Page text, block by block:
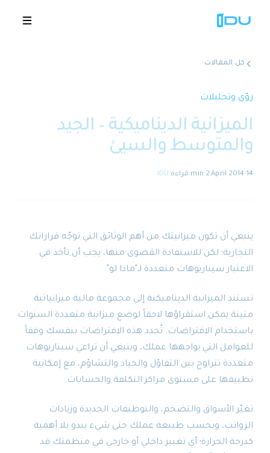
الحلول
المنصة
🇸🇦 عروض توضيحية
كل المقالات
رؤى وتحليلات
الميزانية الديناميكية – الجيد
والمتوسط والسيئ
14 April 2014
·
2 min قراءة IDU
ينبغي أن تكون ميزانيتك من أهم الوثائق التي توجّه قراراتك
التجارية؛ لكن للاستفادة القصوى منها، يجب أن تأخذ في
الاعتبار سيناريوهات متعددة لـ"ماذا لو".
تستند الميزانية الديناميكية إلى مجموعة مالية ميزانياتية
متينة يمكن استقراؤها لاحقاً لوضع ميزانية متعددة السنوات
باستخدام الافتراضات. تُحدد هذه الافتراضات بنفسك وفقاً
للعوامل التي يواجهها عملك، وينبغي أن تراعي سيناريوهات
متعددة تتراوح بين التفاؤل والحياد والتشاؤم، مع إمكانية
تطبيقها على مستوى مراكز التكلفة والحسابات.
تغيّر الأسواق والتضخم، والتوظيفات الجديدة وزيادات
الرواتب، وبحسب طبيعة عملك حتى شيء يبدو بلا أهمية
كدرجة الحرارة؛ أي تغيير داخلي أو خارجي في منظمتك قد